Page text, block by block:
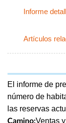
Informe
Artículos
El informe de
número de
las reservas
Camino:Ventas